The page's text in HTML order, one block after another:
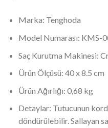
Marka: Tenghoda
Model Numarası: KMS-
Saç Kurutma Makinesi:
Ürün Ölçüsü: 40 x 8.5 cm
Ürün Ağırlığı: 0,68 kg
Detaylar: Tutucunun
döndürülebilir. Sallayan